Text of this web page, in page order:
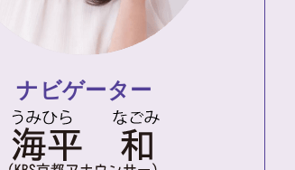
ナビゲーター